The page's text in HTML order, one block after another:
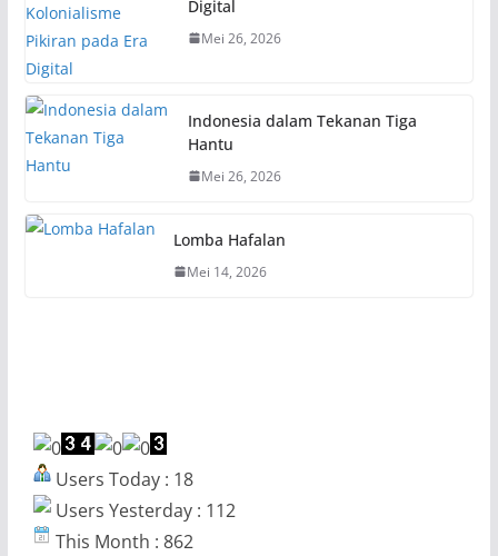
Digital
Mei 26, 2026
Indonesia dalam Tekanan Tiga
Hantu
Mei 26, 2026
Lomba Hafalan
Mei 14, 2026
Users Today : 18
Users Yesterday : 112
This Month : 862